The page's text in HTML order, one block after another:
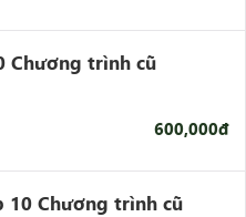
Chương trình cũ
600,000đ
10 Chương trình cũ